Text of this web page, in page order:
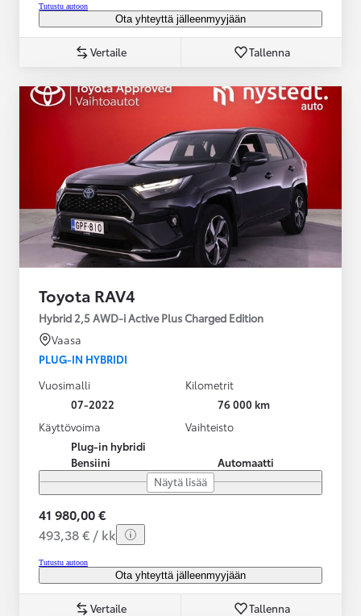
Tutustu autoon
Ota yhteyttä jälleenmyyjään
Vertaile Tallenna
Toyota RAV4
Hybrid 2,5 AWD-i Active Plus Charged Edition
Vaasa
PLUG-IN HYBRIDI
Vuosimalli
07-2022
Kilometrit
76 000 km
Käyttövoima
Plug-in hybridi
Bensiini
Vaihteisto
Automaatti
Näytä lisää
41 980,00 €
493,38 € / kk
Tutustu autoon
Ota yhteyttä jälleenmyyjään
Vertaile Tallenna